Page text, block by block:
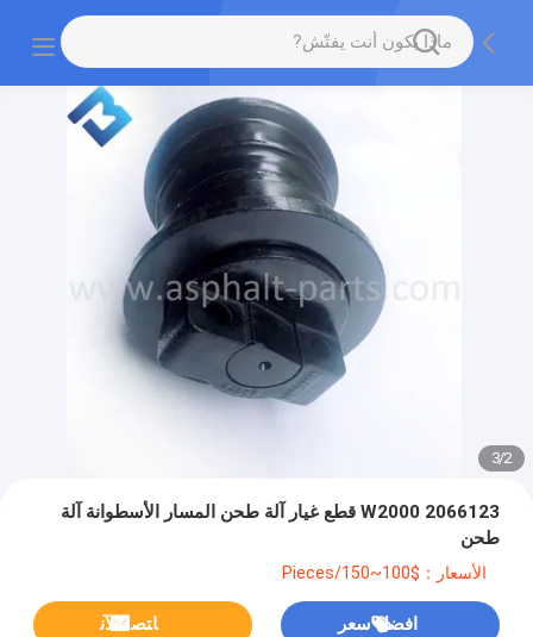
2
/
3
2066123 W2000 قطع غيار آلة طحن المسار الأسطوانة آلة
طحن
الأسعار：$100~150/Pieces
افضل سعر ﺎﺘﺼﻟ ﺍﻶﻧ